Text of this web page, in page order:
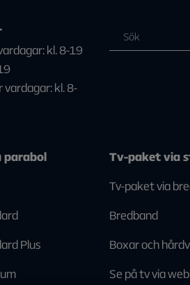
kl. 8-19
kl. 8-
parabol
Plus
Tv-paket via
Tv-paket via
Bredband
Boxar och
Se på tv via